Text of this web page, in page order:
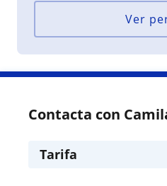
Ver
Contacta con
Tarifa